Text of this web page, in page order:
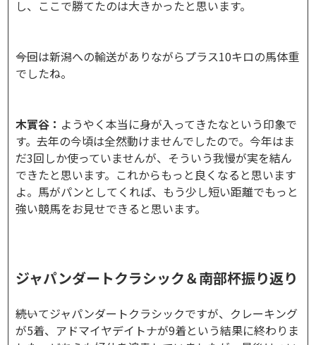
し、ここで勝てたのは大きかったと思います。
――今回は新潟への輸送がありながらプラス10キロの馬体重
でしたね。
木實谷： ようやく本当に身が入ってきたなという印象で
す。去年の今頃は全然動けませんでしたので。今年はま
だ3回しか使っていませんが、そういう我慢が実を結ん
できたと思います。これからもっと良くなると思います
よ。馬がパンとしてくれば、もう少し短い距離でもっと
強い競馬をお見せできると思います。
ジャパンダートクラシック＆南部杯振り返り
――続いてジャパンダートクラシックですが、クレーキング
が5着、アドマイヤデイトナが9着という結果に終わりま